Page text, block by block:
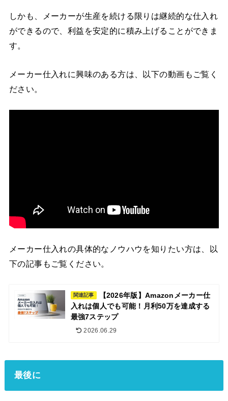
しかも、メーカーが生産を続ける限りは継続的な仕入れ
ができるので、利益を安定的に積み上げることができま
す。
メーカー仕入れに興味のある方は、以下の動画もご覧く
ださい。
メーカー仕入れの具体的なノウハウを知りたい方は、以
下の記事もご覧ください。
関連記事
【2026年版】Amazonメーカー仕
入れは個人でも可能！月利50万を達成する
最強7ステップ
2026.06.29
最後に